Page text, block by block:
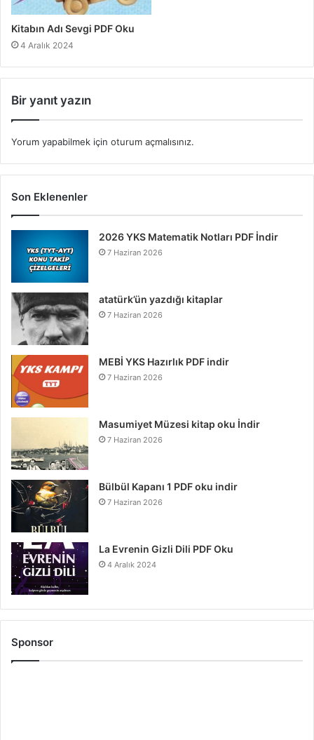
Kitabın Adı Sevgi PDF Oku
4 Aralık 2024
Bir yanıt yazın
Yorum yapabilmek için oturum açmalısınız.
Son Eklenenler
2026 YKS Matematik Notları PDF İndir
7 Haziran 2026
atatürk’ün yazdığı kitaplar
7 Haziran 2026
MEBİ YKS Hazırlık PDF indir
7 Haziran 2026
Masumiyet Müzesi kitap oku İndir
7 Haziran 2026
Bülbül Kapanı 1 PDF oku indir
7 Haziran 2026
La Evrenin Gizli Dili PDF Oku
4 Aralık 2024
Sponsor